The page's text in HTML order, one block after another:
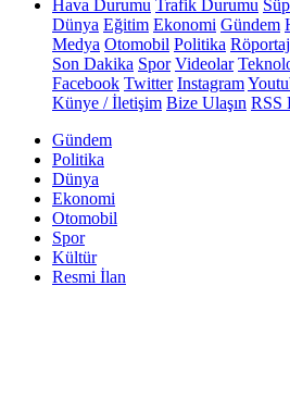
Hava Durumu Trafik Durumu
Dünya Eğitim Ekonomi Gündem
Medya Otomobil Politika Röportaj
Son Dakika Spor Videolar
Facebook Twitter Instagram
Künye / İletişim Bize Ulaşın RSS
Gündem
Politika
Dünya
Ekonomi
Otomobil
Spor
Kültür
Resmi İlan